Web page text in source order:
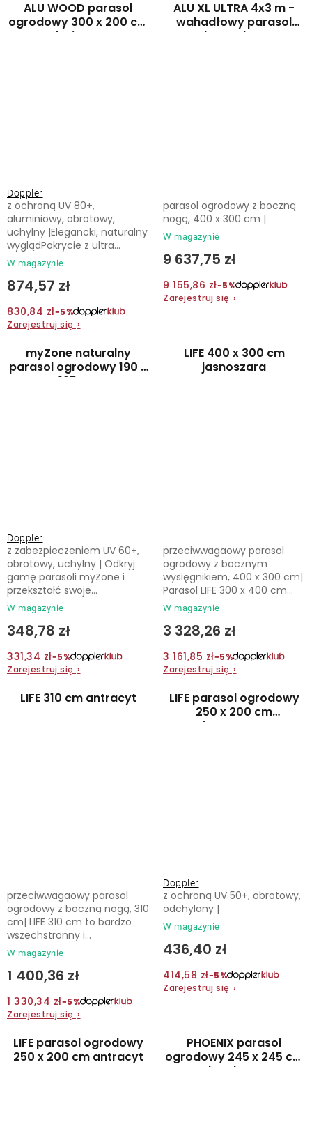
ALU WOOD parasol
ogrodowy 300 x 200 cm
beżowy
Doppler
W magazynie
874,57 zł
830,84 zł−5%
Zarejestruj się ›
z ochroną UV 80+,
aluminiowy, obrotowy,
uchylny |Elegancki, naturalny
wyglądPokrycie z ultra...
ALU XL ULTRA 4x3 m -
wahadłowy parasol
ogrodowy z bocznym
W magazynie
9 637,75 zł
9 155,86 zł−5%
Zarejestruj się ›
parasol ogrodowy z boczną
nogą, 400 x 300 cm |
myZone naturalny
parasol ogrodowy 190 x
125 cm
Doppler
W magazynie
348,78 zł
331,34 zł−5%
Zarejestruj się ›
z zabezpieczeniem UV 60+,
obrotowy, uchylny | Odkryj
gamę parasoli myZone i
przekształć swoje...
LIFE 400 x 300 cm
jasnoszara
W magazynie
3 328,26 zł
3 161,85 zł−5%
Zarejestruj się ›
przeciwwagaowy parasol
ogrodowy z bocznym
wysięgnikiem, 400 x 300 cm|
Parasol LIFE 300 x 400 cm...
LIFE 310 cm antracyt
W magazynie
1 400,36 zł
1 330,34 zł−5%
Zarejestruj się ›
przeciwwagaowy parasol
ogrodowy z boczną nogą, 310
cm| LIFE 310 cm to bardzo
wszechstronny i...
LIFE parasol ogrodowy
250 x 200 cm
jasnoszary
Doppler
W magazynie
436,40 zł
414,58 zł−5%
Zarejestruj się ›
z ochroną UV 50+, obrotowy,
odchylany |
LIFE parasol ogrodowy
250 x 200 cm antracyt
PHOENIX parasol
ogrodowy 245 x 245 cm
bordowy